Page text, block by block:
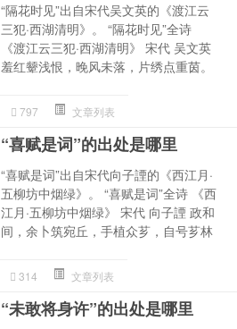
“隔花时见”出自宋代吴文英的《渡江云
三犯·西湖清明》。 “隔花时见”全诗
《渡江云三犯·西湖清明》 宋代 吴文英
羞红颦浅恨，晚风未落，片绣点重茵。
797 文章列表
“喜赋是词”的出处是哪里
“喜赋是词”出自宋代向子諲的《西江月·
五柳坊中烟绿》。 “喜赋是词”全诗 《西
江月·五柳坊中烟绿》 宋代 向子諲 政和
间，余卜筑宛丘，手植众芗，自号芗林
314 文章列表
“未敢将身许”的出处是哪里